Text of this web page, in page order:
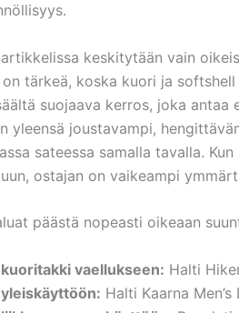
artikkelissa keskitytään vain
on tärkeä, koska kuori ja
suojaava kerros, joka
yleensä joustavampi,
sateessa samalla tavalla.
ostajan on vaikeampi
päästä nopeasti oikeaan
kuoritakki vaellukseen: Halti
yleiskäyttöön: Halti Kaarna